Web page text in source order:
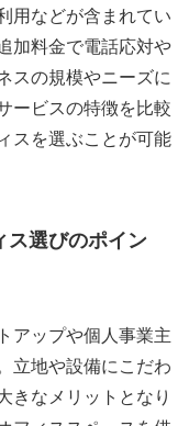
用などが含まれてい
加料金で電話応対や
スの規模やニーズに
ービスの特徴を比較
スを選ぶことが可能
ス選びのポイン
アップや個人事業主
立地や設備にこだわ
きなメリットとなり